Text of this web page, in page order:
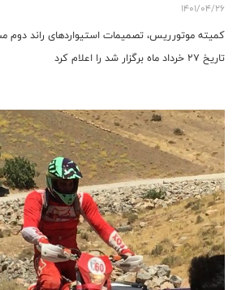
1401/04/26
کمیته موتورریس، تصمیمات استیواردهای راند دوم
تاریخ ۲۷ خرداد ماه برگزار شد را اعلام کرد